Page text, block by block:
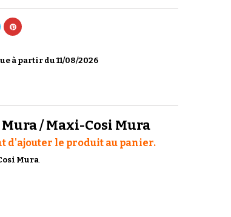
à partir du 11/08/2026
/ Maxi-Cosi Mura
d'ajouter le produit au panier.
Mura.